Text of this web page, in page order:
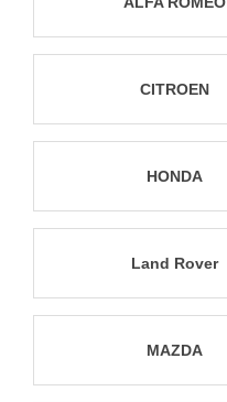
CITROEN
HONDA
Land Rover
MAZDA